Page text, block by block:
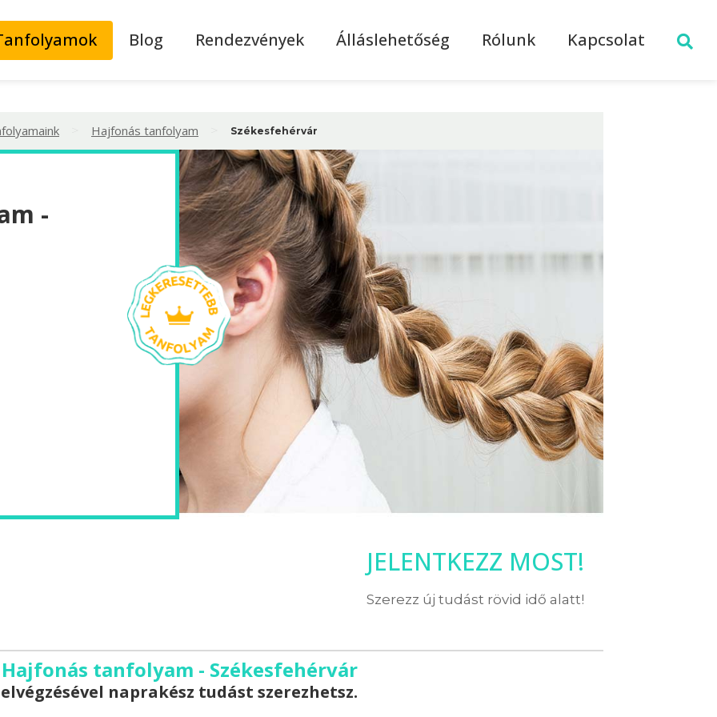
Blog Rendezvények Álláslehetőség Rólunk Kapcsolat
Hajfonás tanfolyam Székesfehérvár
-
JELENTKEZZ MOST!
Szerezz új tudást rövid idő alatt!
Hajfonás tanfolyam - Székesfehérvár
elvégzésével naprakész tudást szerezhetsz.